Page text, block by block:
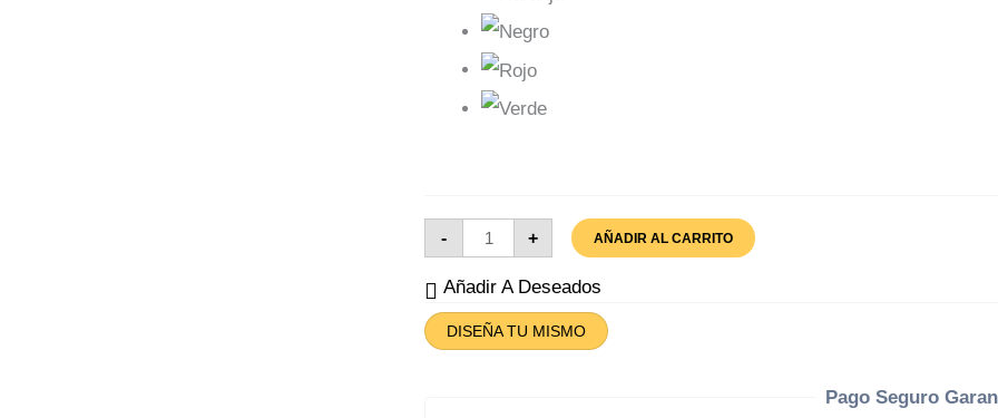
-
Mandil
Papas
Divertidas
+ AÑADIR AL CARRITO
Añadir A Deseados
DISEÑA TU MISMO
Pago Seguro